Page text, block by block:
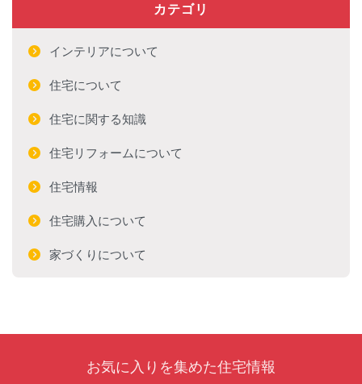
カテゴリ
インテリアについて
住宅について
住宅に関する知識
住宅リフォームについて
住宅情報
住宅購入について
家づくりについて
お気に入りを集めた住宅情報